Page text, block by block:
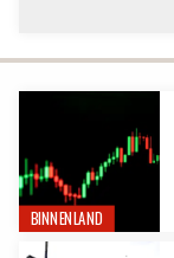
BINNENLAND